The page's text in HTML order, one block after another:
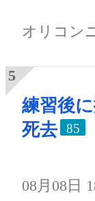
オリコン
練習後
死去
85
08月08日